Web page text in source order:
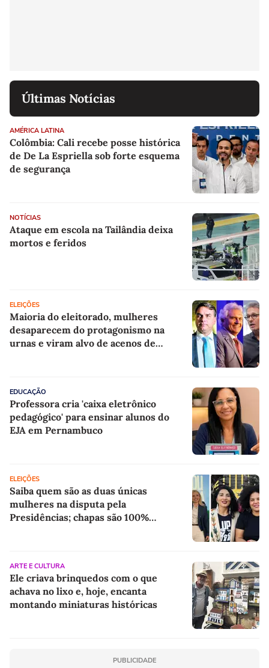
Últimas Notícias
AMÉRICA LATINA
Colômbia: Cali recebe posse histórica
de De La Espriella sob forte esquema
de segurança
NOTÍCIAS
Ataque em escola na Tailândia deixa
mortos e feridos
ELEIÇÕES
Maioria do eleitorado, mulheres
desaparecem do protagonismo na
urnas e viram alvo de acenos de
EDUCAÇÃO
Professora cria 'caixa eletrônico
pedagógico' para ensinar alunos do
EJA em Pernambuco
ELEIÇÕES
Saiba quem são as duas únicas
mulheres na disputa pela
Presidências; chapas são 100%
ARTE E CULTURA
Ele criava brinquedos com o que
achava no lixo e, hoje, encanta
montando miniaturas históricas
PUBLICIDADE